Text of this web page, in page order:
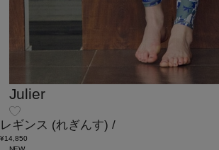
Julier
レギンス (れぎんす) /
¥14,850